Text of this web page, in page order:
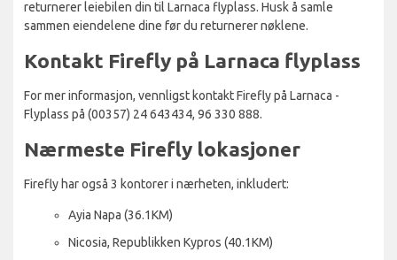
returnerer leiebilen din til Larnaca flyplass. Husk å samle
sammen eiendelene dine før du returnerer nøklene.
Kontakt Firefly på Larnaca flyplass
For mer informasjon, vennligst kontakt Firefly på Larnaca -
Flyplass på (00357) 24 643434, 96 330 888.
Nærmeste Firefly lokasjoner
Firefly har også 3 kontorer i nærheten, inkludert:
Ayia Napa (36.1KM)
Nicosia, Republikken Kypros (40.1KM)